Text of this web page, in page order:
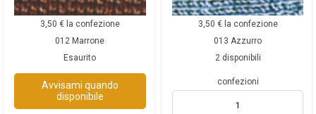
3,50 € la confezione
012 Marrone
Esaurito
Avvisami quando
disponibile
3,50 € la confezione
013 Azzurro
2 disponibili
confezioni